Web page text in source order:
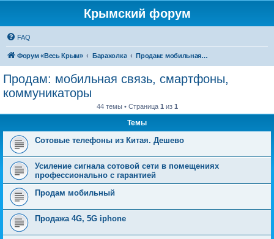
Крымский форум
FAQ
Форум «Весь Крым» Барахолка Продам: мобильная связь, смартфоны, коммуникаторы
Продам: мобильная связь, смартфоны,
коммуникаторы
44 темы • Страница 1 из 1
Темы
Сотовые телефоны из Китая. Дешево
Усиление сигнала сотовой сети в помещениях
профессионально с гарантией
Продам мобильный
Продажа 4G, 5G iphone